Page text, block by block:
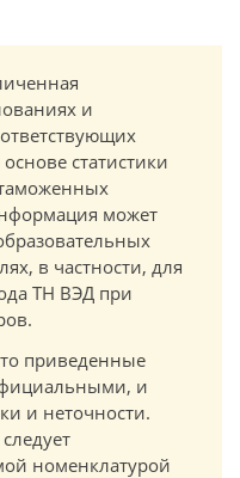
и
статистики
может
в частности, для
ТН ВЭД при
приведенные
и
и неточности.
номенклатурой